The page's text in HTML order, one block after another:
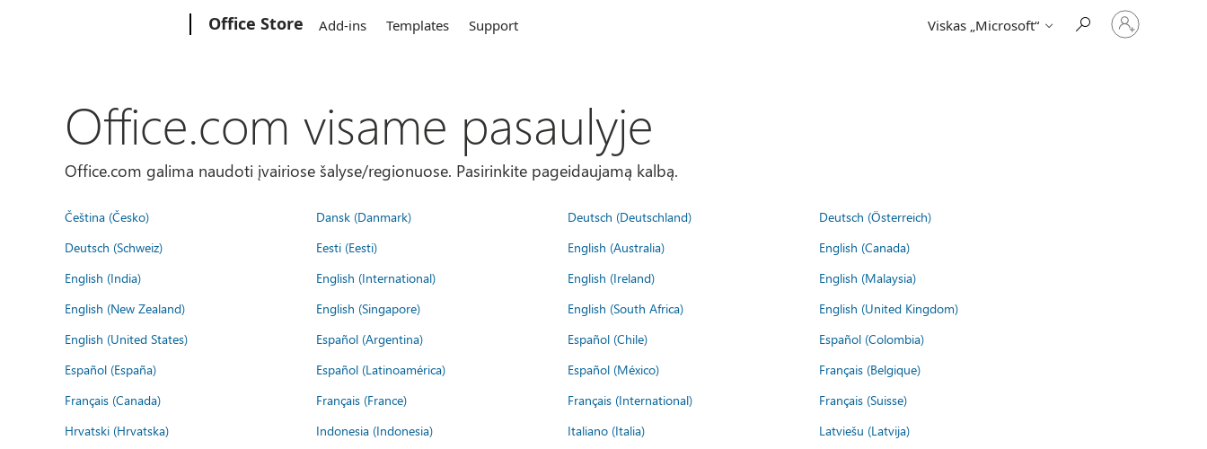
Office Store Add-ins Templates Support Viskas „Microsoft“
Prisijunkite
prie
paskyros
Office.com visame pasaulyje
Office.com galima naudoti įvairiose šalyse/regionuose. Pasirinkite pageidaujamą kalbą.
Čeština (Česko) Dansk (Danmark) Deutsch (Deutschland)
Deutsch (Österreich)
Deutsch (Schweiz)
Eesti (Eesti) English (Australia)
English (Canada)
English (India)
English (International) English (Ireland)
English (Malaysia)
English (New Zealand)
English (Singapore) English (South Africa)
English (United Kingdom)
English (United States)
Español (Argentina) Español (Chile)
Español (Colombia)
Español (España)
Español (Latinoamérica) Español (México)
Français (Belgique)
Français (Canada)
Français (France) Français (International)
Français (Suisse)
Hrvatski (Hrvatska)
Indonesia (Indonesia) Italiano (Italia)
Latviešu (Latvija)